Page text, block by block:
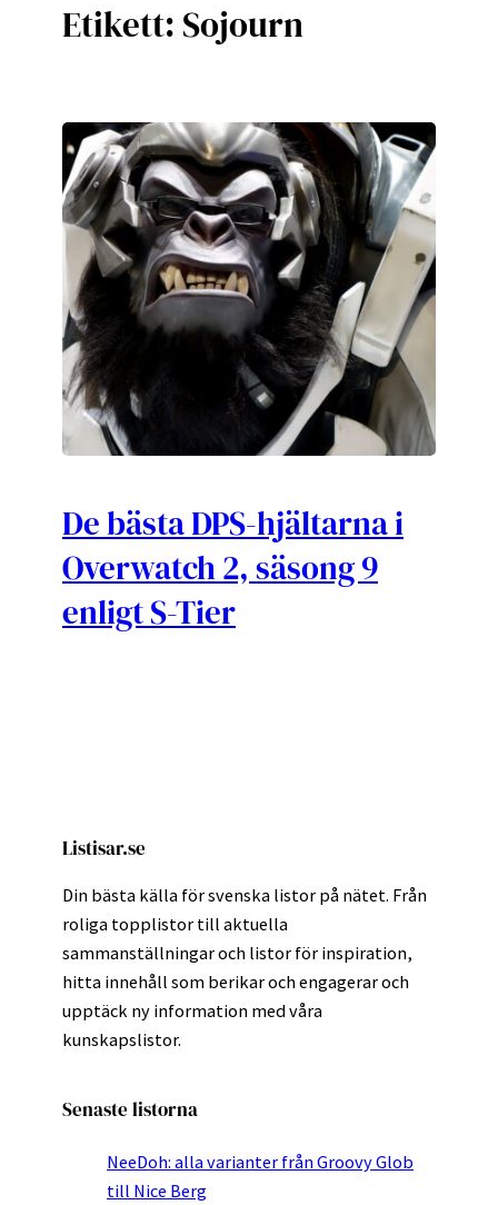
Etikett: Sojourn
De bästa DPS-hjältarna i
Overwatch 2, säsong 9
enligt S-Tier
Listisar.se
Din bästa källa för svenska listor på nätet. Från
roliga topplistor till aktuella
sammanställningar och listor för inspiration,
hitta innehåll som berikar och engagerar och
upptäck ny information med våra
kunskapslistor.
Senaste listorna
NeeDoh: alla varianter från Groovy Glob
till Nice Berg